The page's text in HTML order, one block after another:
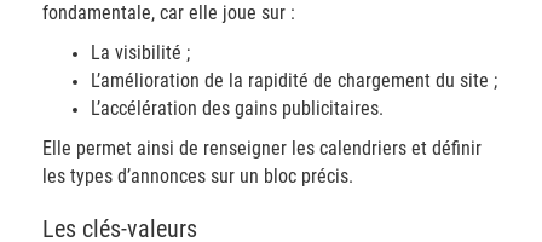
fondamentale, car elle joue sur :
La visibilité ;
L’amélioration de la rapidité de chargement du site ;
L’accélération des gains publicitaires.
Elle permet ainsi de renseigner les calendriers et définir
les types d’annonces sur un bloc précis.
​Les clés-valeurs